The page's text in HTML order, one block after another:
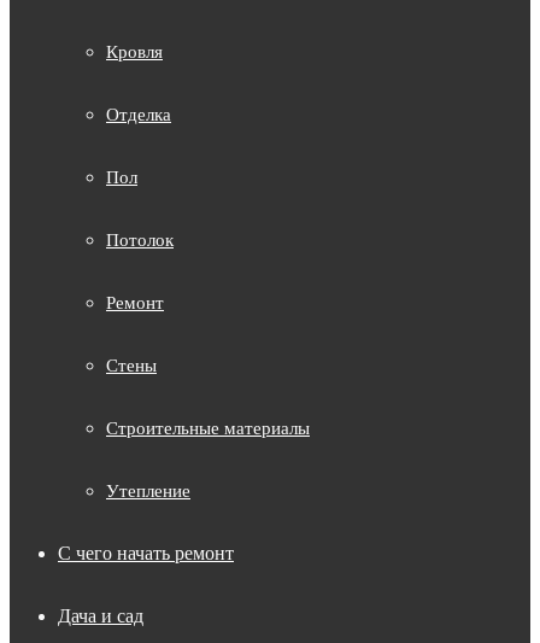
Кровля
Отделка
Пол
Потолок
Ремонт
Стены
Строительные материалы
Утепление
С чего начать ремонт
Дача и сад